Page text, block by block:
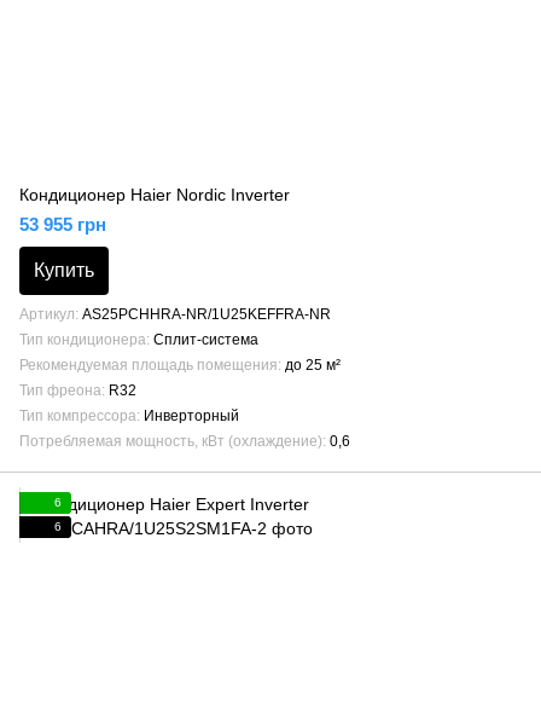
Кондиционер Haier Nordic Inverter
53 955 грн
Купить
Артикул AS25PCHHRA-NR/1U25KEFFRA-NR
Тип кондиционера Сплит-система
Рекомендуемая площадь помещения до 25 м²
Тип фреона R32
Тип компрессора Инверторный
Потребляемая мощность, кВт (охлаждение) 0,6
6
6